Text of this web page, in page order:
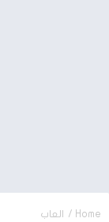
Home
/ العاب